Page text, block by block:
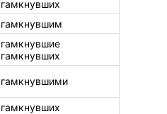
гамкнувших
гамкнувшим
гамкнувшие
гамкнувших
гамкнувшими
гамкнувших